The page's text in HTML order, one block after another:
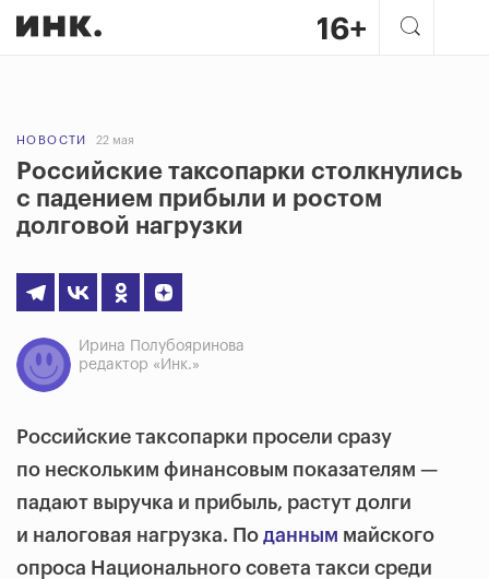
НОВОСТИ 22 мая
Российские таксопарки столкнулись
с падением прибыли и ростом
долговой нагрузки
Ирина Полубояринова
редактор «Инк.»
Российские таксопарки просели сразу
по нескольким финансовым показателям —
падают выручка и прибыль, растут долги
и налоговая нагрузка. По данным майского
опроса Национального совета такси среди